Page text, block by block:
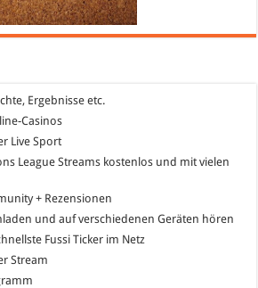
Ergebnisse etc.
Casinos
Live Sport
League Streams kostenlos und mit vielen
+ Rezensionen
und auf verschiedenen Geräten hören
Fussi Ticker im Netz
Stream